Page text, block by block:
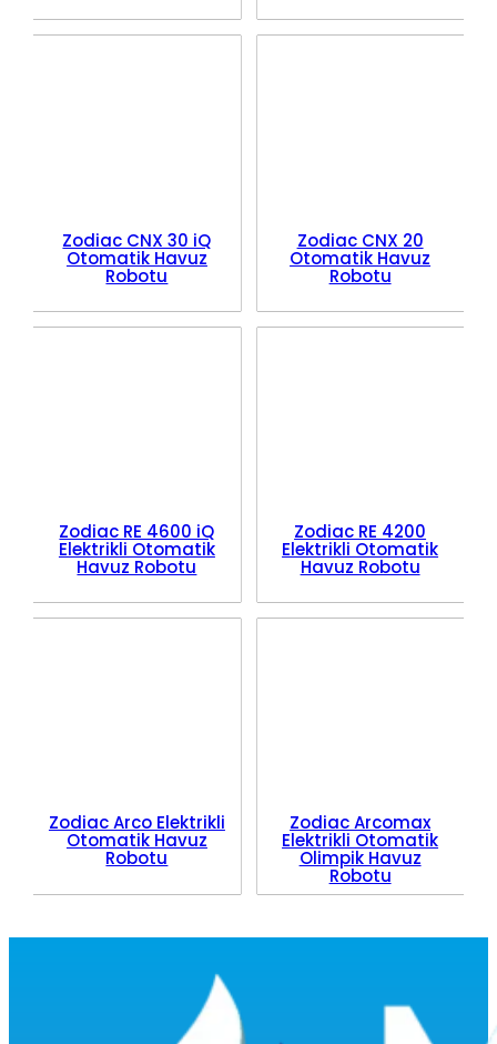
Zodiac CNX 30 iQ
Otomatik Havuz
Robotu
Zodiac CNX 20
Otomatik Havuz
Robotu
Zodiac RE 4600 iQ
Elektrikli Otomatik
Havuz Robotu
Zodiac RE 4200
Elektrikli Otomatik
Havuz Robotu
Zodiac Arco Elektrikli
Otomatik Havuz
Robotu
Zodiac Arcomax
Elektrikli Otomatik
Olimpik Havuz
Robotu